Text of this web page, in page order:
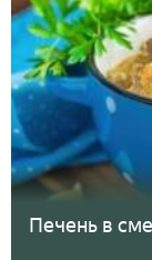
Печень в